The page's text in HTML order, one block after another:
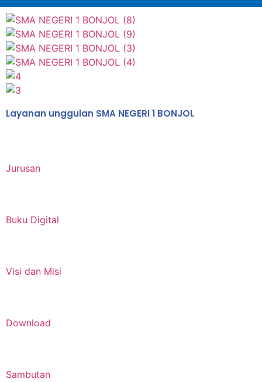
Layanan unggulan SMA NEGERI 1 BONJOL
Jurusan
Buku Digital
Visi dan Misi
Download
Sambutan